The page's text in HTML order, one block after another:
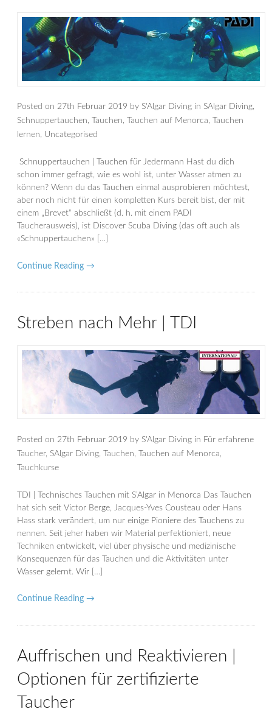
Posted on 27th Februar 2019 by S'Algar Diving in SAlgar Diving,
Schnuppertauchen, Tauchen, Tauchen auf Menorca,
Tauchen
lernen, Uncategorised
Schnuppertauchen | Tauchen für Jedermann Hast du dich
schon immer gefragt, wie es wohl ist, unter Wasser atmen zu
können? Wenn du das Tauchen einmal ausprobieren möchtest,
aber noch nicht für einen kompletten Kurs bereit bist, der mit
einem „Brevet“ abschließt (d. h. mit einem PADI
Taucherausweis), ist Discover Scuba Diving (das oft auch als
«Schnuppertauchen» […]
Continue Reading →
Streben nach Mehr | TDI
Posted on 27th Februar 2019 by S'Algar Diving in Für erfahrene
Taucher, SAlgar Diving, Tauchen, Tauchen auf Menorca,
Tauchkurse
TDI | Technisches Tauchen mit S’Algar in Menorca Das Tauchen
hat sich seit Victor Berge, Jacques-Yves Cousteau oder Hans
Hass stark verändert, um nur einige Pioniere des Tauchens zu
nennen. Seit jeher haben wir Material perfektioniert, neue
Techniken entwickelt, viel über physische und medizinische
Konsequenzen für das Tauchen und die Aktivitäten unter
Wasser gelernt. Wir […]
Continue Reading →
Auffrischen und Reaktivieren |
Optionen für zertifizierte
Taucher